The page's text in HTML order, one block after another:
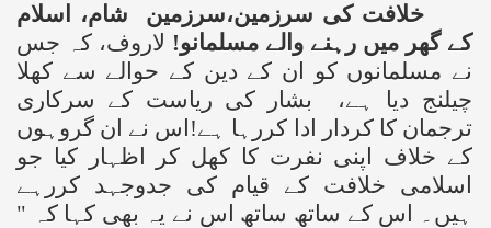
خلافت کی سرزمین،سرزمین شام، اسلام
کے گھر میں رہنے والے مسلمانو! لاروف، کہ جس
نے مسلمانوں کو ان کے دین کے حوالے سے کھلا
چیلنج دیا ہے، بشار کی ریاست کے سرکاری
ترجمان کا کردار ادا کررہا ہے!اس نے ان گروہوں
کے خلاف اپنی نفرت کا کھل کر اظہار کیا جو
اسلامی خلافت کے قیام کی جدوجہد کررہے
ہیں۔ اس کے ساتھ ساتھ اس نے یہ بھی کہا کہ "